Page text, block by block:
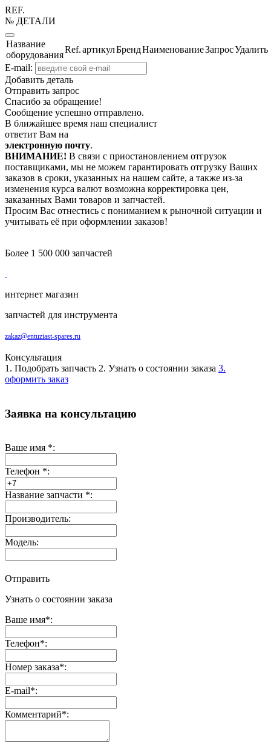
REF.
№ ДЕТАЛИ
Название
оборудования
Ref.артикулБрендНаименованиеЗапросУдалить
E-mail:
Добавить деталь
Отправить запрос
Спасибо за обращение!
Сообщение успешно отправлено.
В ближайшее время наш специалист
ответит Вам на
электронную почту.
ВНИМАНИЕ! В связи с приостановлением отгрузок
поставщиками, мы не можем гарантировать отгрузку Ваших
заказов в сроки, указанных на нашем сайте, а также из-за
изменения курса валют возможна корректировка цен,
заказанных Вами товаров и запчастей.
Просим Вас отнестись с пониманием к рыночной ситуации и
учитывать её при оформлении заказов!
Более 1 500 000 запчастей
интернет магазин
запчастей для инструмента
zakaz@entuziast-spares.ru
Консультация
1. Подобрать запчасть 2. Узнать о состоянии заказа 3.
оформить заказ
Заявка на консультацию
Ваше имя *:
Телефон *:
Название запчасти *:
Производитель:
Модель:
Отправить
Узнать о состоянии заказа
Ваше имя*:
Телефон*:
Номер заказа*:
E-mail*:
Комментарий*: